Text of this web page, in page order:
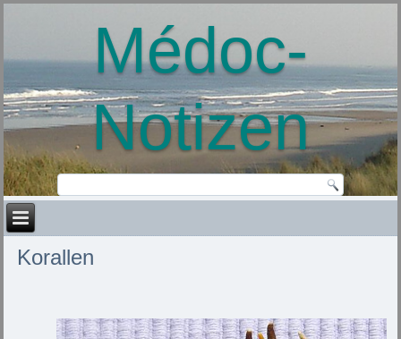
Médoc-
Notizen
Korallen